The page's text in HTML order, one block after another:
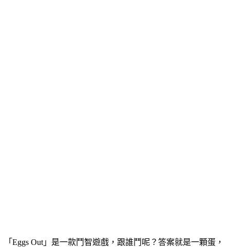
「Eggs Out」是一款鬥智遊戲，跟誰鬥呢？答案就是一顆蛋，